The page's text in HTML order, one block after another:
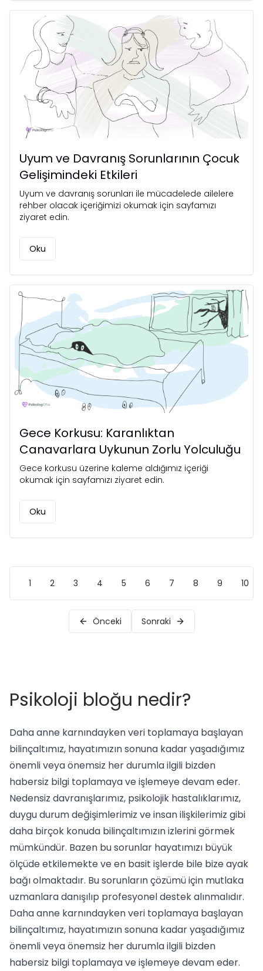
Uyum ve Davranış Sorunlarının Çocuk
Gelişimindeki Etkileri
Uyum ve davranış sorunları ile mücadelede ailelere
rehber olacak içeriğimizi okumak için sayfamızı
ziyaret edin.
Oku
Gece Korkusu: Karanlıktan
Canavarlara Uykunun Zorlu Yolculuğu
Gece korkusu üzerine kaleme aldığımız içeriği
okumak için sayfamızı ziyaret edin.
Oku
1 2 3 4 5 6 7 8 9 10
Önceki Sonraki
Psikoloji bloğu nedir?
Daha anne karnındayken veri toplamaya başlayan
bilinçaltımız, hayatımızın sonuna kadar yaşadığımız
önemli veya önemsiz her durumla ilgili bizden
habersiz bilgi toplamaya ve işlemeye devam eder.
Nedensiz davranışlarımız, psikolojik hastalıklarımız,
duygu durum değişimlerimiz ve insan ilişkilerimiz gibi
daha birçok konuda bilinçaltımızın izlerini görmek
mümkündür. Bazen bu sorunlar hayatımızı büyük
ölçüde etkilemekte ve en basit işlerde bile bize ayak
bağı olmaktadır. Bu sorunların çözümü için mutlaka
uzmanlara danışılıp profesyonel destek alınmalıdır.
Daha anne karnındayken veri toplamaya başlayan
bilinçaltımız, hayatımızın sonuna kadar yaşadığımız
önemli veya önemsiz her durumla ilgili bizden
habersiz bilgi toplamaya ve işlemeye devam eder.